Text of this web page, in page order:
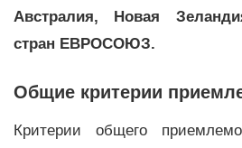
Австралия, Новая
стран ЕВРОСОЮЗ.
Общие критерии
Критерии общего